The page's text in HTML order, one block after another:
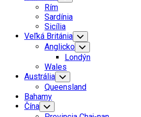
Child
Menu
Rím
Sardínia
Sicília
Veľká Británia Toggle
Child
Menu
Anglicko Toggle
Child
Menu
Londýn
Wales
Austrália Toggle
Child
Menu
Queensland
Bahamy
Čína Toggle
Child